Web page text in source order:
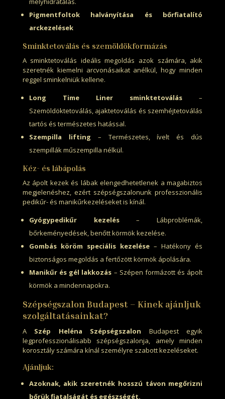
Pigmentfoltok halványítása és bőrfiatalító
arckezelések
Sminktetoválás és szemöldökformázás
A sminktetoválás ideális megoldás azok számára, akik
szeretnék kiemelni arcvonásaikat anélkül, hogy minden
reggel sminkelniük kellene.
Long Time Liner sminktetoválás –
Szemöldöktetoválás, ajaktetoválás és szemhéjtetoválás
tartós és természetes hatással.
Szempilla lifting – Természetes, ívelt és dús
szempillák műszempilla nélkül.
Kéz- és lábápolás
Az ápolt kezek és lábak elengedhetetlenek a magabiztos
megjelenéshez, ezért szépségszalonunk professzionális
pedikűr- és manikűrkezeléseket is kínál.
Gyógypedikűr kezelés– Lábproblémák,
bőrkeményedések, benőtt körmök kezelése.
Gombás köröm speciális kezelése – Hatékony és
biztonságos megoldás a fertőzött körmök ápolására.
Manikűr és gél lakkozás – Szépen formázott és ápolt
körmök a mindennapokra.
Szépségszalon Budapest – Kinek ajánljuk
szolgáltatásainkat?
A Szép Heléna Szépségszalon Budapest egyik
legprofesszionálisabb szépségszalonja, amely minden
korosztály számára kínál személyre szabott kezeléseket.
Ajánljuk:
Azoknak, akik szeretnék hosszú távon megőrizni
bőrük fiatalságát és egészségét.